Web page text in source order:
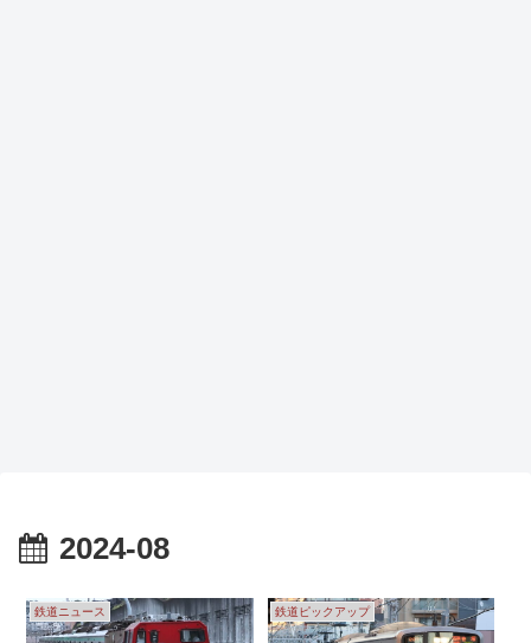
2024-08
鉄道ニュース 鉄道ピックアップ